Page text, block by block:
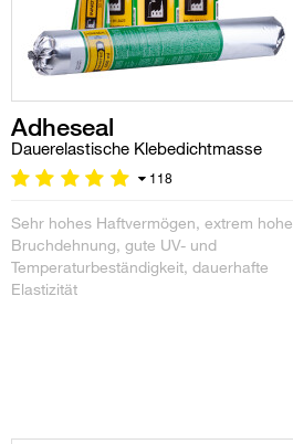
Adheseal
Dauerelastische Klebedichtmasse
118
Sehr hohes Haftvermögen, extrem hohe
Bruchdehnung, gute UV- und
Temperaturbeständigkeit, dauerhafte
Elastizität